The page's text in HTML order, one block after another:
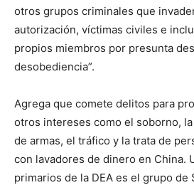
otros grupos criminales que
autorización, víctimas civiles e
propios miembros por presunta
desobediencia”.
Agrega que comete delitos para
otros intereses como el soborno,
de armas, el tráfico y la trata de
con lavadores de dinero en China.
primarios de la DEA es el grupo de